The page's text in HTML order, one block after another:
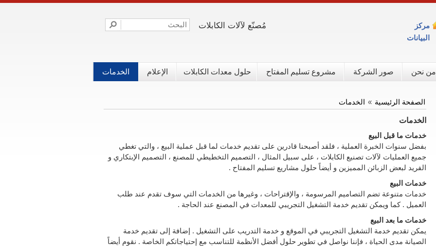
مُصنّع لآلات الكابلات
مركز
البيانات
من نحن صور الشركة مشروع تسليم المفتاح حلول معدات الكابلات الإعلام الخدمات
الصفحة الرئيسية » الخدمات
الخدمات
خدمات ما قبل البيع
بفضل سنوات الخبرة العملية ، فلقد أصبحنا قادرين على تقديم خدمات لما قبل عملية البيع ، والتي تغطي
جميع العمليات لآلات تصنيع الكابلات ، على سبيل المثال ، التصميم التخطيطي للمصنع ، التصميم الإبتكاري و
الفريد لبعض الزبائن المميزين و أيضاً حلول مشاريع تسليم المفتاح .
خدمات البيع
خدمات متنوعة تضم التصاميم المرسومة ، والإقتراحات ، وغيرها من الخدمات التي سوف تقدم عند طلب
العميل . كما ويمكن تقديم خدمة التشغيل التجريبي للمعدات في المصنع عند الحاجة .
خدمات ما بعد البيع
يمكن تقديم خدمة التشغيل التجريبي في الموقع و خدمة التدريب على التشغيل . إضافة إلى تقديم خدمة
الصيانة مدى الحياة ، فإننا نواصل في تطوير حلول أفضل الأنظمة للتناسب مع إحتياجاتكم الخاصة . نقوم أيضاً